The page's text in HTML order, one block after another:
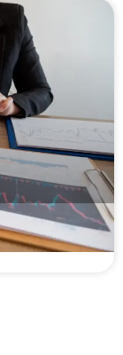
e por
crédito